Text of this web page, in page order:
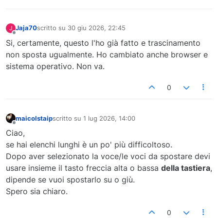
J Jaja70scritto su 30 giu 2026, 22:45
ultima modifica di
Si, certamente, questo l'ho già fatto e trascinamento
non sposta ugualmente. Ho cambiato anche browser e
sistema operativo. Non va.
0
maicolstaipscritto su 1 lug 2026, 14:00
ultima modifica di
Ciao,
se hai elenchi lunghi è un po' più difficoltoso.
Dopo aver selezionato la voce/le voci da spostare devi
usare insieme il tasto freccia alta o bassa della tastiera,
dipende se vuoi spostarlo su o giù.
Spero sia chiaro.
0